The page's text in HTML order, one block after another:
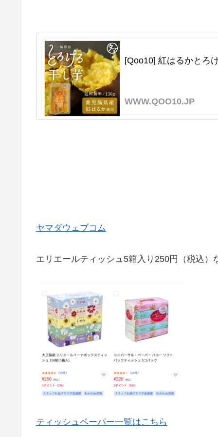
[Qoo10] 紅はるかとろ
WWW.QOO10.JP
ヤマダウェブコム
エリエールティッシュ5箱入り250円（税込）
ティッシュペーパー一覧はこちら